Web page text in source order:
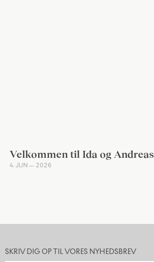
Velkommen til Ida og Andreas
4. JUN — 2026
SKRIV DIG OP TIL VORES NYHEDSBREV